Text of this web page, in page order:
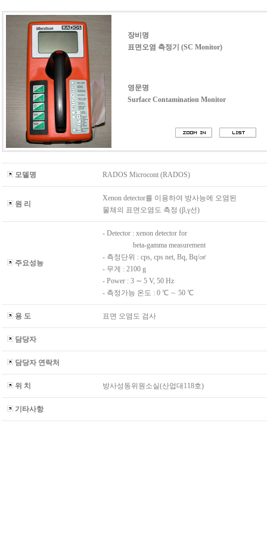
장비명
표면오염 측정기 (SC Monitor)
영문명
Surface Contamination Monitor
모델명 RADOS Microcont (RADOS)
원 리
Xenon detector를 이용하여 방사능에 오염된
물체의 표면오염도 측정 (β,γ선)
주요성능
- Detector : xenon detector for
beta-gamma measurement
- 측정단위 : cps, cps net, Bq, Bq/㎠
- 무게 : 2100 g
- Power : 3 ∼ 5 V, 50 Hz
- 측정가능 온도 : 0 ℃ ∼ 50 ℃
용 도 표면 오염도 검사
담당자
담당자 연락처
위 치 방사성동위원소실(산업대118호)
기타사항